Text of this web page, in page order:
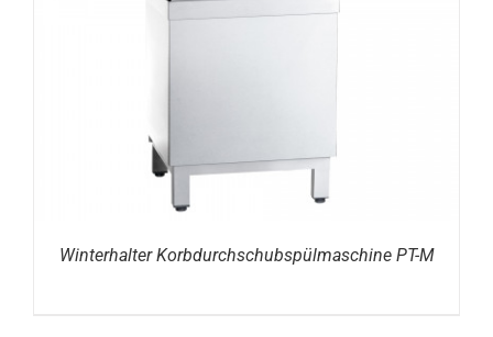
DETAILS
Winterhalter Korbdurchschubspülmaschine PT-M